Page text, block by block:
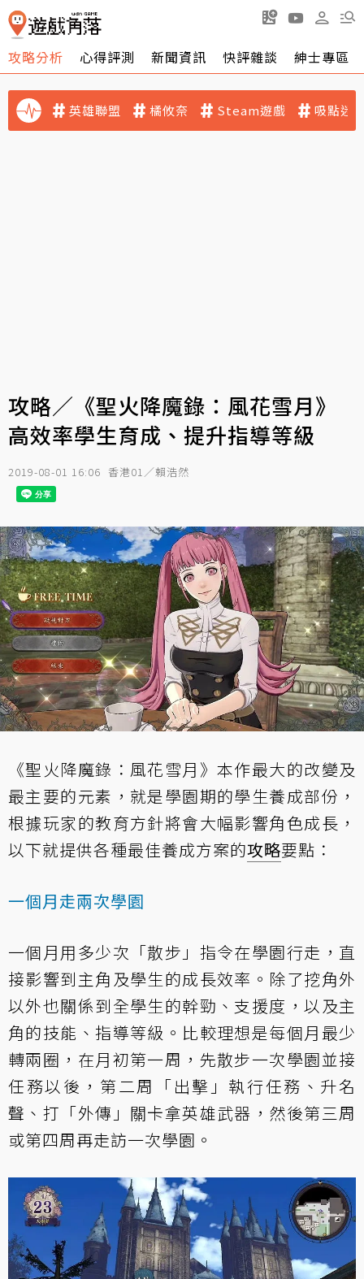
攻略分析 心得評測 新聞資訊 快評雜談 紳士專區
英雄聯盟 橘攸奈 Steam遊戲 吸點迷
攻略／《聖火降魔錄：風花雪月》
高效率學生育成、提升指導等級
2019-08-01 16:06 香港01／賴浩然
《聖火降魔錄：風花雪月》本作最大的改變及
最主要的元素，就是學園期的學生養成部份，
根據玩家的教育方針將會大幅影響角色成長，
以下就提供各種最佳養成方案的攻略要點：
一個月走兩次學園
一個月用多少次「散步」指令在學園行走，直
接影響到主角及學生的成長效率。除了挖角外
以外也關係到全學生的幹勁、支援度，以及主
角的技能、指導等級。比較理想是每個月最少
轉兩圈，在月初第一周，先散步一次學園並接
任務以後，第二周「出擊」執行任務、升名
聲、打「外傳」關卡拿英雄武器，然後第三周
或第四周再走訪一次學園。